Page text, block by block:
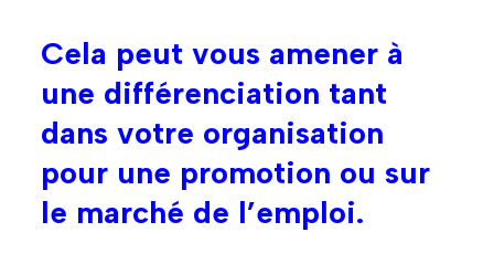
Cela peut vous amener à
une différenciation tant
dans votre organisation
pour une promotion ou sur
le marché de l’emploi.